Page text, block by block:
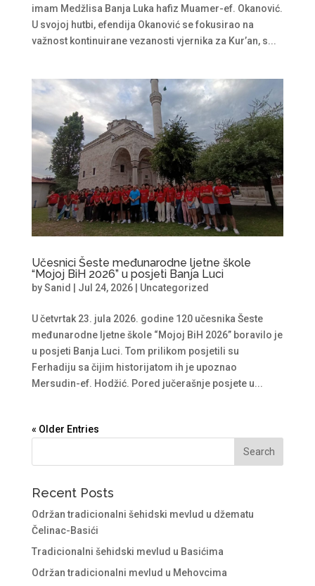
imam Medžlisa Banja Luka hafiz Muamer-ef. Okanović.
U svojoj hutbi, efendija Okanović se fokusirao na
važnost kontinuirane vezanosti vjernika za Kur’an, s...
Učesnici Šeste međunarodne ljetne škole
“Mojoj BiH 2026” u posjeti Banja Luci
bySanid Jul 24, 2026| Uncategorized
U četvrtak 23. jula 2026. godine 120 učesnika Šeste
međunarodne ljetne škole “Mojoj BiH 2026” boravilo je
u posjeti Banja Luci. Tom prilikom posjetili su
Ferhadiju sa čijim historijatom ih je upoznao
Mersudin-ef. Hodžić. Pored jučerašnje posjete u...
« Older Entries
Recent Posts
Održan tradicionalni šehidski mevlud u džematu
Čelinac-Basići
Tradicionalni šehidski mevlud u Basićima
Održan tradicionalni mevlud u Mehovcima